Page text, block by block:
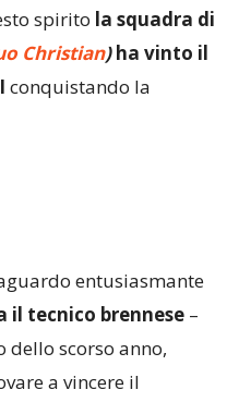
spirito la squadra di
Christian)ha vinto il
conquistando la
entusiasmante
il tecnico brennese –
dello scorso anno,
a vincere il